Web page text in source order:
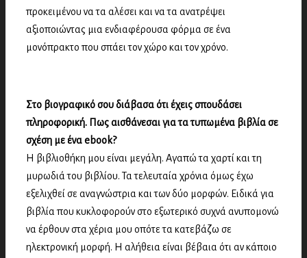
προκειμένου να τα αλέσει και να τα ανατρέψει
αξιοποιώντας μια ενδιαφέρουσα φόρμα σε ένα
μονόπρακτο που σπάει τον χώρο και τον χρόνο.
Στο βιογραφικό σου διάβασα ότι έχεις σπουδάσει
πληροφορική. Πως αισθάνεσαι για τα τυπωμένα βιβλία σε
σχέση με ένα ebook?
Η βιβλιοθήκη μου είναι μεγάλη. Αγαπώ τα χαρτί και τη
μυρωδιά του βιβλίου. Τα τελευταία χρόνια όμως έχω
εξελιχθεί σε αναγνώστρια και των δύο μορφών. Ειδικά για
βιβλία που κυκλοφορούν στο εξωτερικό συχνά ανυπομονώ
να έρθουν στα χέρια μου οπότε τα κατεβάζω σε
ηλεκτρονική μορφή. Η αλήθεια είναι βέβαια ότι αν κάποιο